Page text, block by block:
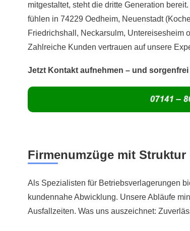
mitgestaltet, steht die dritte Generation
fühlen in 74229 Oedheim, Neuenstadt
Friedrichshall, Neckarsulm, Untereisesheim
Zahlreiche Kunden vertrauen auf unsere
Jetzt Kontakt aufnehmen – und sorgenfrei
Firmenumzüge mit
Als Spezialisten für Betriebsverlagerungen
kundennahe Abwicklung. Unsere Abläufe
Ausfallzeiten. Was uns auszeichnet: